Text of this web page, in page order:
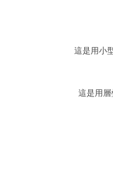
這是用小
這是用層